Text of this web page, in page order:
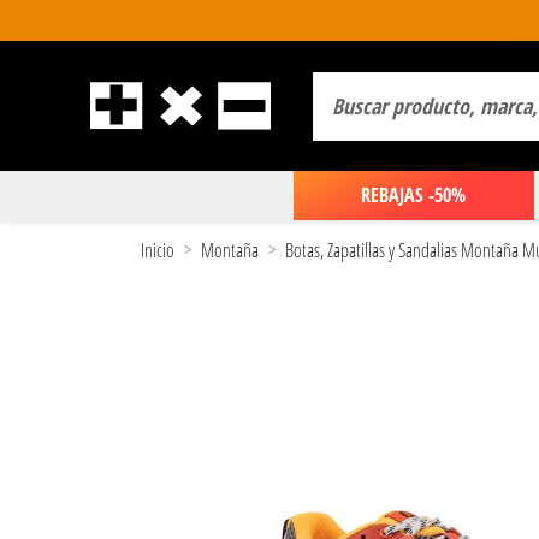
REBAJAS -50%
Inicio Montaña Botas, Zapatillas y Sandalias Montaña